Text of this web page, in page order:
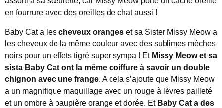
en fourrure avec des oreilles de chat aussi !
Baby Cat a les cheveux oranges et sa Sister Missy Meow a
les cheveux de la même couleur avec des sublimes mèches
noirs pour un effets tigré super sympa ! Et Missy Meow et sa
sista Baby Cat ont la même coiffure à savoir un double
chignon avec une frange. A cela s’ajoute que Missy Meow
a un magnifique maquillage avec un rouge à lèvres pailleté
et un ombre à paupière orange et dorée. Et Baby Cat a des